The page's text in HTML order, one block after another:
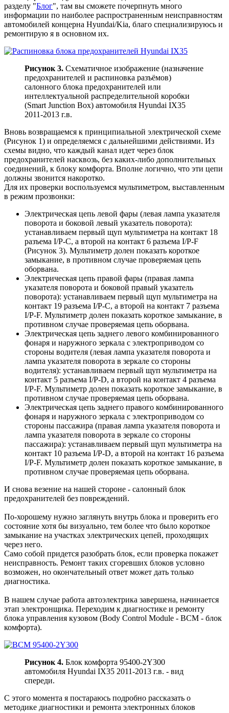
разделу "Блог", там вы сможете почерпнуть много
информации по наиболее распространенным неисправностям
автомобилей концерна Hyundai/Kia, благо специализируюсь и
ремонтирую я в основном их.
Рисунок 3. Схематичное изображение (назначение
предохранителей и распиновка разъёмов)
салонного блока предохранителей или
интеллектуальной распределительной коробки
(Smart Junction Box) автомобиля Hyundai IX35
2011-2013 г.в.
Вновь возвращаемся к принципиальной электрической схеме
(Рисунок 1) и определяемся с дальнейшими действиями. Из
схемы видно, что каждый канал идет через блок
предохранителей насквозь, без каких-либо дополнительных
соединений, к блоку комфорта. Вполне логично, что эти цепи
должны звонится накоротко.
Для их проверки воспользуемся мультиметром, выставленным
в режим прозвонки:
Электрическая цепь левой фары (левая лампа указателя
поворота и боковой левый указатель поворота):
устанавливаем первый щуп мультиметра на контакт 18
разъема I/P-C, а второй на контакт 6 разъема I/P-F
(Рисунок 3). Мультиметр долен показать короткое
замыкание, в противном случае проверяемая цепь
оборвана.
Электрическая цепь правой фары (правая лампа
указателя поворота и боковой правый указатель
поворота): устанавливаем первый щуп мультиметра на
контакт 19 разъема I/P-C, а второй на контакт 7 разъема
I/P-F. Мультиметр долен показать короткое замыкание, в
противном случае проверяемая цепь оборвана.
Электрическая цепь заднего левого комбинированного
фонаря и наружного зеркала с электроприводом со
стороны водителя (левая лампа указателя поворота и
лампа указателя поворота в зеркале со стороны
водителя): устанавливаем первый щуп мультиметра на
контакт 5 разъема I/P-D, а второй на контакт 4 разъема
I/P-F. Мультиметр долен показать короткое замыкание, в
противном случае проверяемая цепь оборвана.
Электрическая цепь заднего правого комбинированного
фонаря и наружного зеркала с электроприводом со
стороны пассажира (правая лампа указателя поворота и
лампа указателя поворота в зеркале со стороны
пассажира): устанавливаем первый щуп мультиметра на
контакт 10 разъема I/P-D, а второй на контакт 16 разъема
I/P-F. Мультиметр долен показать короткое замыкание, в
противном случае проверяемая цепь оборвана.
И снова везение на нашей стороне - салонный блок
предохранителей без повреждений.
По-хорошему нужно заглянуть внутрь блока и проверить его
состояние хотя бы визуально, тем более что было короткое
замыкание на участках электрических цепей, проходящих
через него.
Само собой придется разобрать блок, если проверка покажет
неисправность. Ремонт таких сгоревших блоков условно
возможен, но окончательный ответ может дать только
диагностика.
В нашем случае работа автоэлектрика завершена, начинается
этап электронщика. Переходим к диагностике и ремонту
блока управления кузовом (Body Control Module - BCM - блок
комфорта).
Рисунок 4. Блок комфорта 95400-2Y300
автомобиля Hyundai IX35 2011-2013 г.в. - вид
спереди.
С этого момента я постараюсь подробно рассказать о
методике диагностики и ремонта электронных блоков